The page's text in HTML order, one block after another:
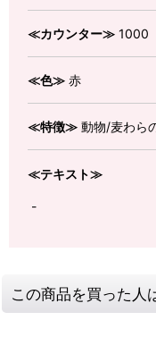
≪カウンター≫ 1000
≪色≫ 赤
≪特徴≫ 動物/麦わら
≪テキスト≫
-
この商品を買った人